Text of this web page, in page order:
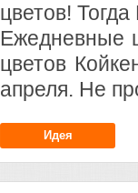
цветов!
Ежедневные
цветов
апреля. Не
Идея